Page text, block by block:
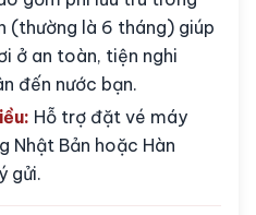
(thường là 6 tháng) giúp
ở an toàn, tiện nghi
đến nước bạn.
Hỗ trợ đặt vé máy
Nhật Bản hoặc Hàn
gửi.